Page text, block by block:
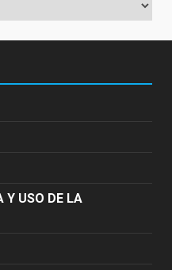
Y USO DE LA